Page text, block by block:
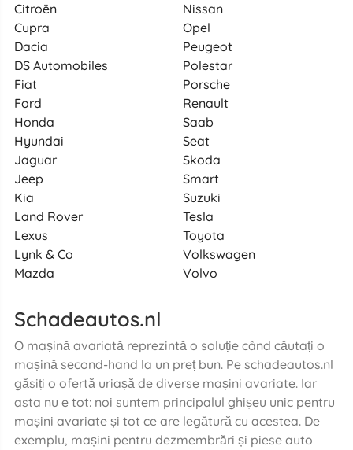
Citroën
Cupra
Dacia
DS Automobiles
Fiat
Ford
Honda
Hyundai
Jaguar
Jeep
Kia
Land Rover
Lexus
Lynk & Co
Mazda
Nissan
Opel
Peugeot
Polestar
Porsche
Renault
Saab
Seat
Skoda
Smart
Suzuki
Tesla
Toyota
Volkswagen
Volvo
Schadeautos.nl
O mașină avariată reprezintă o soluție când căutați o
mașină second-hand la un preț bun. Pe schadeautos.nl
găsiți o ofertă uriașă de diverse mașini avariate. Iar
asta nu e tot: noi suntem principalul ghișeu unic pentru
mașini avariate și tot ce are legătură cu acestea. De
exemplu, mașini pentru dezmembrări și piese auto